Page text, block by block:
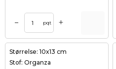
– pqt +
Størrelse: 10x13 cm
Stof: Organza